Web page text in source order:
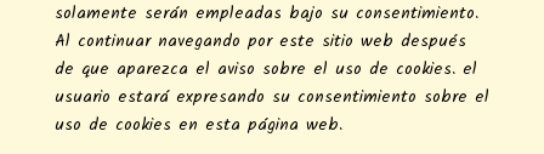
solamente serán empleadas bajo su consentimiento.
Al continuar navegando por este sitio web después
de que aparezca el aviso sobre el uso de cookies. el
usuario estará expresando su consentimiento sobre el
uso de cookies en esta página web.